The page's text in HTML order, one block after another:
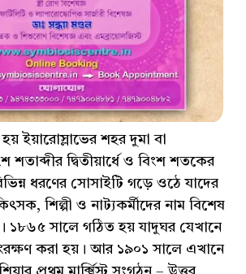
ইয়ারোস্লাভের শহর দুমা বা
শতাব্দীর দ্বিতীয়ার্ধে ও বিংশ শতকের
ধরণের সোসাইটি গড়ে ওঠে যাদের
শিল্পী ও নাট্যকর্মীদের নাম বিশেষ
১৮৬৫ সালে গঠিত হয় যাদুঘর যেখানে
করা হয়। আর ১৯০১ সালে এখানে